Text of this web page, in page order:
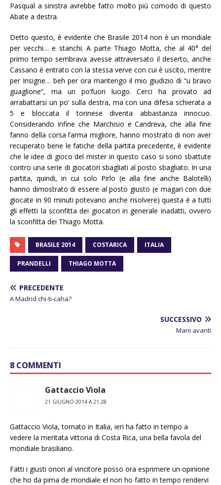
Pasqual a sinistra avrebbe fatto molto più comodo di questo
Abate a destra.
Detto questo, è evidente che Brasile 2014 non è un mondiale
per vecchi… e stanchi. A parte Thiago Motta, che al 40° del
primo tempo sembrava avesse attraversato il deserto, anche
Cassano è entrato con la stessa verve con cui è uscito, mentre
per Insigne… beh per ora mantengo il mio giudizio di “u bravo
guaglione”, ma un po’fuori luogo. Cerci ha provato ad
arrabattarsi un po’ sulla destra, ma con una difesa schierata a
5 e bloccata il torinese diventa abbastanza innocuo.
Considerando infine che Marchisio e Candreva, che alla fine
fanno della corsa l’arma migliore, hanno mostrato di non aver
recuperato bene le fatiche della partita precedente, è evidente
che le idee di gioco del mister in questo caso si sono sbattute
contro una serie di giocatori sbagliati al posto sbagliato. In una
partita, quindi, in cui solo Pirlo (e alla fine anche Balotelli)
hanno dimostrato di essere al posto giusto (e magari con due
giocate in 90 minuti potevano anche risolvere) questa è a tutti
gli effetti la sconfitta dei giocatori in generale inadatti, ovvero
la sconfitta dei Thiago Motta.
BRASILE 2014 COSTARICA ITALIA
PRANDELLI THIAGO MOTTA
PRECEDENTE
A Madrid chi-ti-caha?
SUCCESSIVO
Mani avanti
8 COMMENTI
Gattaccio Viola
21 GIUGNO 2014 A 21:28
Gattaccio Viola, tornato in Italia, ieri ha fatto in tempo a
vedere la meritata vittoria di Costa Rica, una bella favola del
mondiale brasiliano.
Fatti i giusti onori al vincitore posso ora esprimere un opinione
che ho da pima de mondiale el non ho fatto in tempo rendervi